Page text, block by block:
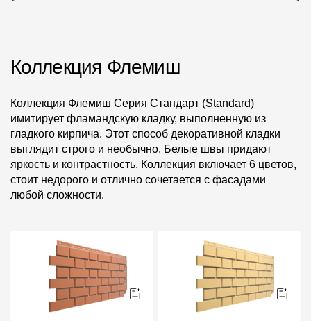
Коллекция Флемиш
Коллекция Флемиш Серия Стандарт (Standard)
имитирует фламандскую кладку, выполненную из
гладкого кирпича. Этот способ декоративной кладки
выглядит строго и необычно. Белые швы придают
яркость и контрастность. Коллекция включает 6 цветов,
стоит недорого и отлично сочетается с фасадами
любой сложности.